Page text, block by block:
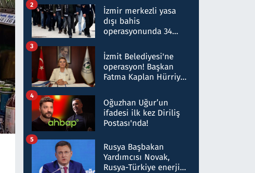
hakkında gözaltı kararı
İzmir merkezli yasa
dışı bahis
operasyonunda 34
Milyar liralık para
trafiği tespit edildi
2
İzmit Belediyesi'ne
operasyon! Başkan
Fatma Kaplan Hürriyet
3
Oğuzhan Uğur’un
ifadesi ilk kez Diriliş
Postası'nda!
4
Rusya Başbakan
Yardımcısı Novak,
Rusya-Türkiye enerji
5